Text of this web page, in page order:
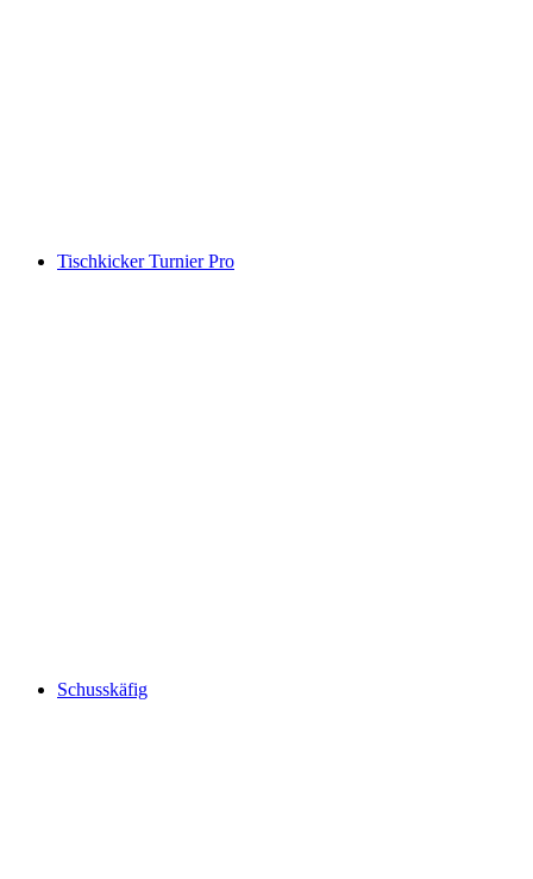
Tischkicker Turnier Pro
Schusskäfig